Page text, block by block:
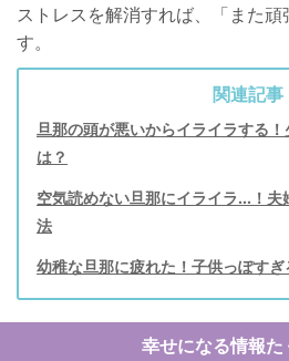
ストレスを解消すれば、「また
す。
関連記事
旦那の頭が悪いからイライラする
は？
空気読めない旦那にイライラ...！
法
幼稚な旦那に疲れた！子供っぽす
幸せになる情報た